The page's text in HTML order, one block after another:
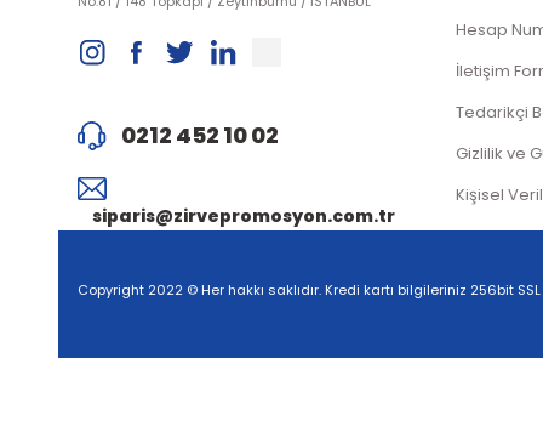
0212 452 10 02
siparis@zirvepromosyon.com.tr
Hesap
İletişim
Tedarikçi
Gizlilik ve
Kişisel
Copyright 2022 © Her hakkı saklıdır. Kredi kartı bilgileriniz 256bit